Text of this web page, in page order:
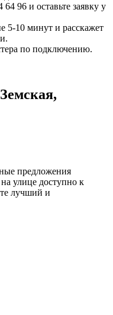
96 и оставьте заявку у
5-10 минут и расскажет
по подключению.
предложения
улице доступно к
лучший и